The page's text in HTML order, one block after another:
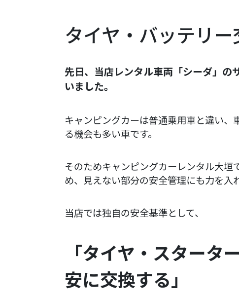
タイヤ・バッテリ
先日、当店レンタル車両「シーダ」の
いました。
キャンピングカーは普通乗用車と違い
る機会も多い車です。
そのためキャンピングカーレンタル大
め、見えない部分の安全管理にも力を入
当店では独自の安全基準として、
「タイヤ・スター
安に交換する」